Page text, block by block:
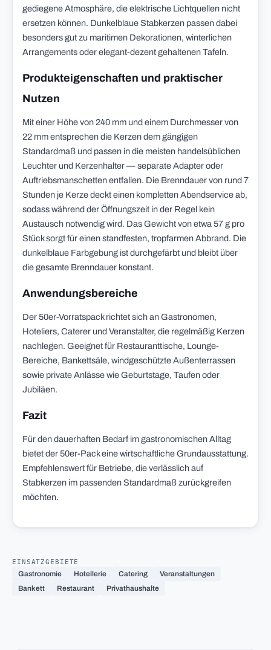
gediegene Atmosphäre, die elektrische Lichtquellen nicht
ersetzen können. Dunkelblaue Stabkerzen passen dabei
besonders gut zu maritimen Dekorationen, winterlichen
Arrangements oder elegant-dezent gehaltenen Tafeln.
Produkteigenschaften und praktischer
Nutzen
Mit einer Höhe von 240 mm und einem Durchmesser von
22 mm entsprechen die Kerzen dem gängigen
Standardmaß und passen in die meisten handelsüblichen
Leuchter und Kerzenhalter — separate Adapter oder
Auftriebsmanschetten entfallen. Die Brenndauer von rund 7
Stunden je Kerze deckt einen kompletten Abendservice ab,
sodass während der Öffnungszeit in der Regel kein
Austausch notwendig wird. Das Gewicht von etwa 57 g pro
Stück sorgt für einen standfesten, tropfarmen Abbrand. Die
dunkelblaue Farbgebung ist durchgefärbt und bleibt über
die gesamte Brenndauer konstant.
Anwendungsbereiche
Der 50er-Vorratspack richtet sich an Gastronomen,
Hoteliers, Caterer und Veranstalter, die regelmäßig Kerzen
nachlegen. Geeignet für Restauranttische, Lounge-
Bereiche, Bankettsäle, windgeschützte Außenterrassen
sowie private Anlässe wie Geburtstage, Taufen oder
Jubiläen.
Fazit
Für den dauerhaften Bedarf im gastronomischen Alltag
bietet der 50er-Pack eine wirtschaftliche Grundausstattung.
Empfehlenswert für Betriebe, die verlässlich auf
Stabkerzen im passenden Standardmaß zurückgreifen
möchten.
EINSATZGEBIETE
Gastronomie
Hotellerie Catering
Veranstaltungen
Bankett
Restaurant Privathaushalte